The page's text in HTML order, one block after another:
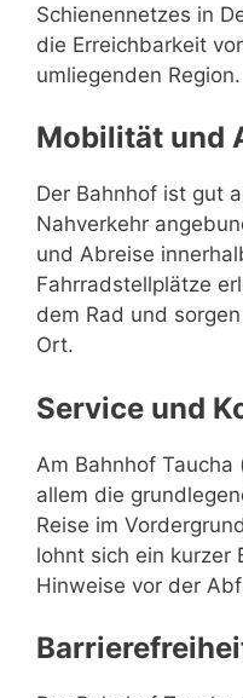
Schienennetzes in
die Erreichbarkeit
umliegenden Region.
Mobilität und
Der Bahnhof ist gut
Nahverkehr
und Abreise
Fahrradstellplätze
dem Rad und
Ort.
Service und
Am Bahnhof
allem die
Reise im
lohnt sich ein kurzer
Hinweise vor der